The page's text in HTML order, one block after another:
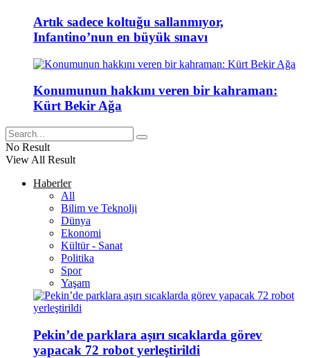
Artık sadece koltuğu sallanmıyor,
Infantino’nun en büyük sınavı
Konumunun hakkını veren bir kahraman:
Kürt Bekir Ağa
No Result
View All Result
Haberler
All
Bilim ve Teknolji
Dünya
Ekonomi
Kültür - Sanat
Politika
Spor
Yaşam
Pekin’de parklara aşırı sıcaklarda görev
yapacak 72 robot yerleştirildi